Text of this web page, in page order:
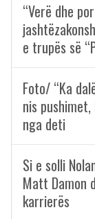
“Verë dhe
e trupës së
Foto/ “Ka
nis pushimet,
nga deti
Si e solli
Matt Damon
karrierës